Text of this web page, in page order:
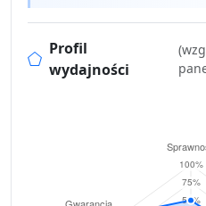
Profil
wydajności